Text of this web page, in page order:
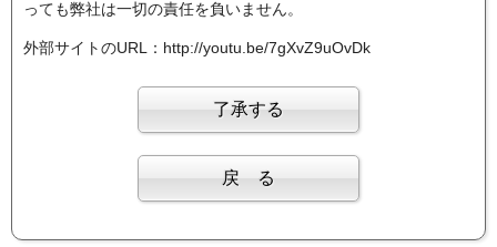
っても弊社は一切の責任を負いません。
外部サイトのURL：http://youtu.be/7gXvZ9uOvDk